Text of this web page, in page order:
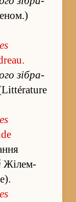
зі­бра­
Жілем-